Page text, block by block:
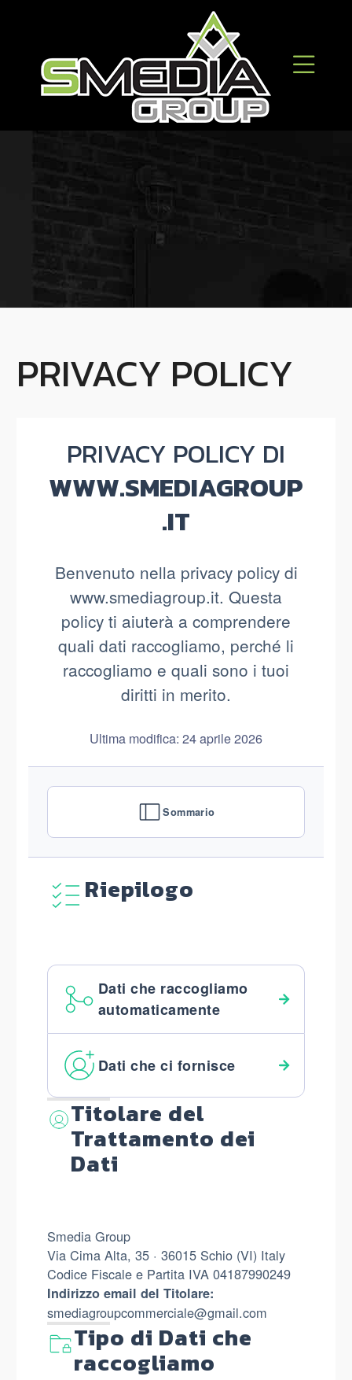
PRIVACY POLICY
PRIVACY POLICY DI
WWW.SMEDIAGROUP
.IT
Benvenuto nella privacy policy di
www.smediagroup.it. Questa
policy ti aiuterà a comprendere
quali dati raccogliamo, perché li
raccogliamo e quali sono i tuoi
diritti in merito.
Ultima modifica: 24 aprile 2026
Sommario
Riepilogo
Dati che raccogliamo
automaticamente
Dati che ci fornisce
Titolare del
Trattamento dei
Dati
Smedia Group
Via Cima Alta, 35 · 36015 Schio (VI) Italy
Codice Fiscale e Partita IVA 04187990249
Indirizzo email del Titolare:
smediagroupcommerciale@gmail.com
Tipo di Dati che
raccogliamo